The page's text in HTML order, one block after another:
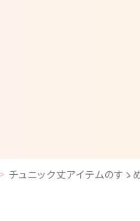
チュニック丈アイテムのすゝ